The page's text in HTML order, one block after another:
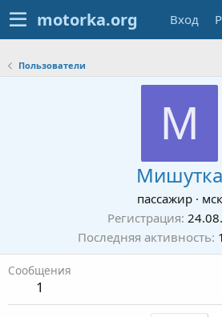
Вход
Пользователи
М
Мишутка
пассажир · мск
Регистрация
Последняя активность
Сообщения
1